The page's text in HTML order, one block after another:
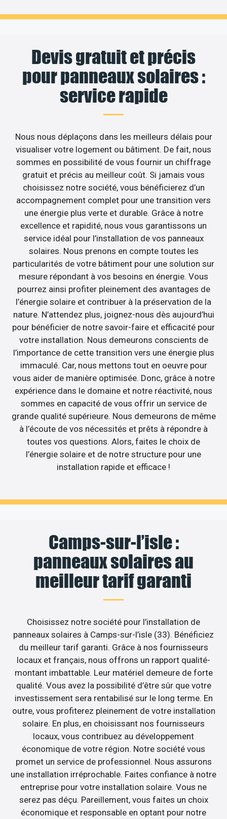
Devis gratuit et précis
pour panneaux solaires :
service rapide
Nous nous déplaçons dans les meilleurs délais pour
visualiser votre logement ou bâtiment. De fait, nous
sommes en possibilité de vous fournir un chiffrage
gratuit et précis au meilleur coût. Si jamais vous
choisissez notre société, vous bénéficierez d’un
accompagnement complet pour une transition vers
une énergie plus verte et durable. Grâce à notre
excellence et rapidité, nous vous garantissons un
service idéal pour l’installation de vos panneaux
solaires. Nous prenons en compte toutes les
particularités de votre bâtiment pour une solution sur
mesure répondant à vos besoins en énergie. Vous
pourrez ainsi profiter pleinement des avantages de
l’énergie solaire et contribuer à la préservation de la
nature. N’attendez plus, joignez-nous dès aujourd’hui
pour bénéficier de notre savoir-faire et efficacité pour
votre installation. Nous demeurons conscients de
l’importance de cette transition vers une énergie plus
immaculé. Car, nous mettons tout en oeuvre pour
vous aider de manière optimisée. Donc, grâce à notre
expérience dans le domaine et notre réactivité, nous
sommes en capacité de vous offrir un service de
grande qualité supérieure. Nous demeurons de même
à l’écoute de vos nécessités et prêts à répondre à
toutes vos questions. Alors, faites le choix de
l’énergie solaire et de notre structure pour une
installation rapide et efficace !
Camps-sur-l’isle :
panneaux solaires au
meilleur tarif garanti
Choisissez notre société pour l’installation de
panneaux solaires à Camps-sur-l’isle (33). Bénéficiez
du meilleur tarif garanti. Grâce à nos fournisseurs
locaux et français, nous offrons un rapport qualité-
montant imbattable. Leur matériel demeure de forte
qualité. Vous avez la possibilité d’être sûr que votre
investissement sera rentabilisé sur le long terme. En
outre, vous profiterez pleinement de votre installation
solaire. En plus, en choisissant nos fournisseurs
locaux, vous contribuez au développement
économique de votre région. Notre société vous
promet un service de professionnel. Nous assurons
une installation irréprochable. Faites confiance à notre
entreprise pour votre installation solaire. Vous ne
serez pas déçu. Pareillement, vous faites un choix
économique et responsable en optant pour notre